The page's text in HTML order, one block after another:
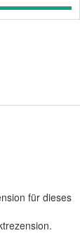
für dieses
.